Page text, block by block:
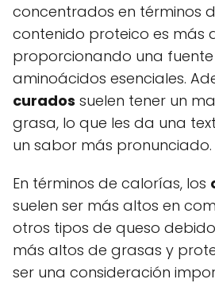
concentrados en términos
contenido proteico es más
proporcionando una
aminoácidos esenciales.
curados suelen tener un
grasa, lo que les da una
un sabor más pronunciado.
En términos de calorías, los
suelen ser más altos en
otros tipos de queso
más altos de grasas y
ser una consideración